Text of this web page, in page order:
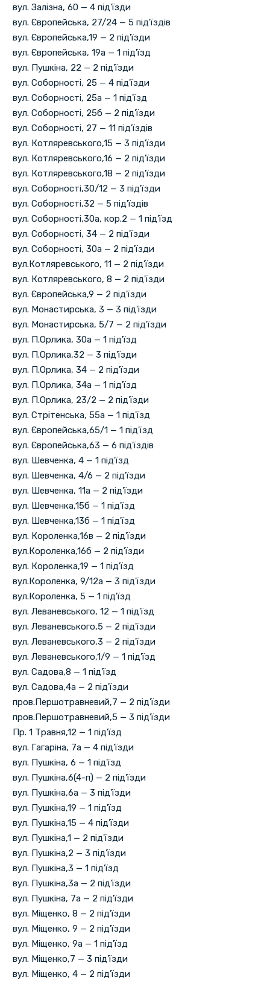
вул. Залізна, 60 — 4 під'їзди
вул. Європейська, 27/24 — 5 під'їздів
вул. Європейська,19 — 2 під'їзди
вул. Європейська, 19а — 1 під'їзд
вул. Пушкіна, 22 — 2 під'їзди
вул. Соборності, 25 — 4 під'їзди
вул. Соборності, 25а — 1 під'їзд
вул. Соборності, 25б — 2 під'їзди
вул. Соборності, 27 — 11 під'їздів
вул. Котляревського,15 — 3 під'їзди
вул. Котляревського,16 — 2 під'їзди
вул. Котляревського,18 — 2 під'їзди
вул. Соборності,30/12 — 3 під'їзди
вул. Соборності,32 — 5 під'їздів
вул. Соборності,30а, кор.2 — 1 під'їзд
вул. Соборності, 34 — 2 під'їзди
вул. Соборності, 30а — 2 під'їзди
вул.Котляревського, 11 — 2 під'їзди
вул. Котляревського, 8 — 2 під'їзди
вул. Європейська,9 — 2 під'їзди
вул. Монастирська, 3 — 3 під'їзди
вул. Монастирська, 5/7 — 2 під'їзди
вул. П.Орлика, 30а — 1 під'їзд
вул. П.Орлика,32 — 3 під'їзди
вул. П.Орлика, 34 — 2 під'їзди
вул. П.Орлика, 34а — 1 під'їзд
вул. П.Орлика, 23/2 — 2 під'їзди
вул. Стрітенська, 55а — 1 під'їзд
вул. Європейська,65/1 — 1 під'їзд
вул. Європейська,63 — 6 під'їздів
вул. Шевченка, 4 — 1 під'їзд
вул. Шевченка, 4/6 — 2 під'їзди
вул. Шевченка, 11а — 2 під'їзди
вул. Шевченка,15б — 1 під'їзд
вул. Шевченка,13б — 1 під'їзд
вул. Короленка,16в — 2 під'їзди
вул.Короленка,16б — 2 під'їзди
вул. Короленка,19 — 1 під'їзд
вул.Короленка, 9/12а — 3 під'їзди
вул.Короленка, 5 — 1 під'їзд
вул. Леваневського, 12 — 1 під'їзд
вул. Леваневського,5 — 2 під'їзди
вул. Леваневського,3 — 2 під'їзди
вул. Леваневського,1/9 — 1 під'їзд
вул. Садова,8 — 1 під'їзд
вул. Садова,4а — 2 під'їзди
пров.Першотравневий,7 — 2 під'їзди
пров.Першотравневий,5 — 3 під'їзди
Пр. 1 Травня,12 — 1 під'їзд
вул. Гагаріна, 7а — 4 під'їзди
вул. Пушкіна, 6 — 1 під'їзд
вул. Пушкіна,6(4-п) — 2 під'їзди
вул. Пушкіна,6а — 3 під'їзди
вул. Пушкіна,19 — 1 під'їзд
вул. Пушкіна,15 — 4 під'їзди
вул. Пушкіна,1 — 2 під'їзди
вул. Пушкіна,2 — 3 під'їзди
вул. Пушкіна,3 — 1 під'їзд
вул. Пушкіна,3а — 2 під'їзди
вул. Пушкіна, 7а — 2 під'їзди
вул. Міщенко, 8 — 2 під'їзди
вул. Міщенко, 9 — 2 під'їзди
вул. Міщенко, 9а — 1 під'їзд
вул. Міщенко,7 — 3 під'їзди
вул. Міщенко, 4 — 2 під'їзди